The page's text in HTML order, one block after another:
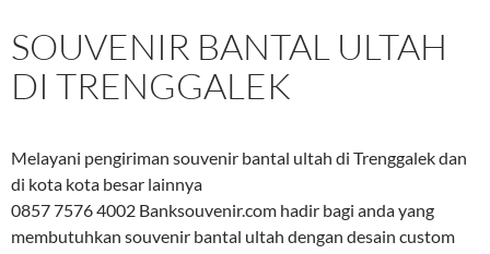
SOUVENIR BANTAL ULTAH
DI TRENGGALEK
Melayani pengiriman souvenir bantal ultah di Trenggalek dan
di kota kota besar lainnya
0857 7576 4002 Banksouvenir.com hadir bagi anda yang
membutuhkan souvenir bantal ultah dengan desain custom